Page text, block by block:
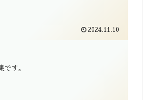
2024.11.10
です。